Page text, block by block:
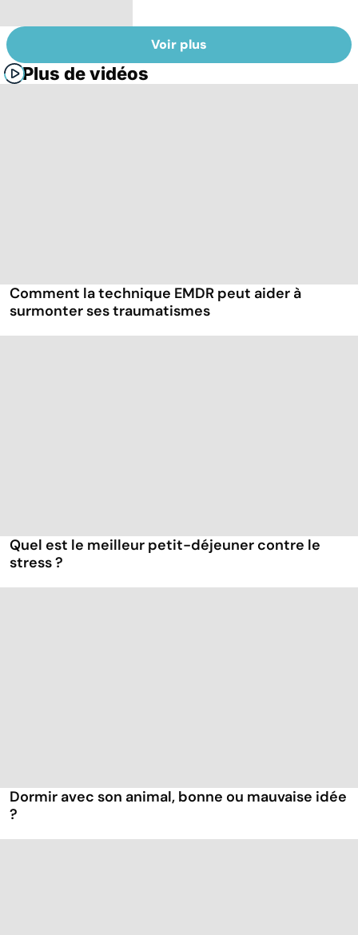
Voir plus
Plus de vidéos
Comment la technique EMDR peut aider à
surmonter ses traumatismes
Quel est le meilleur petit-déjeuner contre le
stress ?
Dormir avec son animal, bonne ou mauvaise idée
?